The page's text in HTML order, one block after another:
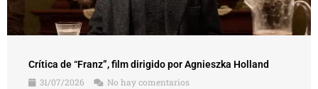
Crítica de “Franz”, film dirigido por Agnieszka Holland
31/07/2026
No hay comentarios